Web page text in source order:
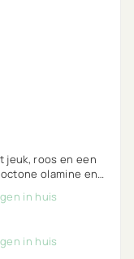
jeuk, roos en een
olamine en
in huis
in huis